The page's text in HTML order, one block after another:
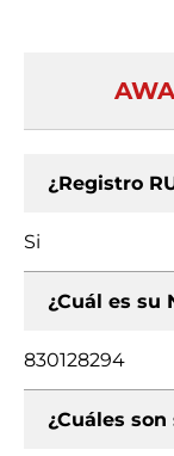
¿Registro
Si
¿Cuál es su
830128294
¿Cuáles